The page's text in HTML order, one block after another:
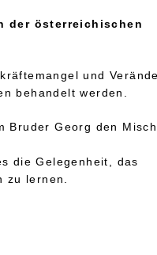
der österreichischen
und
behandelt werden.
Bruder Georg den
die Gelegenheit, das
lernen.